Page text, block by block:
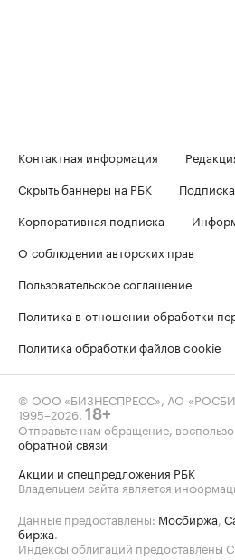
Контактная информация
Скрыть баннеры на РБК
Корпоративная подписка
О соблюдении авторских прав
Пользовательское соглашение
Политика в отношении обработки
Политика обработки файлов cookie
© ООО «БИЗНЕСПРЕСС», АО
1995–2026. 18+
Отправьте нам обращение,
обратной связи
Акции и спецпредложения РБК
Владельцем сайта является
Данные предоставлены: Мосбиржа,
биржа.
Индексы облигаций предоставлены